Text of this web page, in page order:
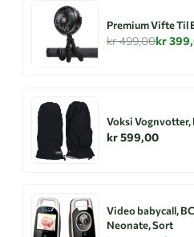
Premium Vifte Til
kr 499,00kr
Voksi Vognvotter,
kr 599,00
Video babycall,
Neonate, Sort